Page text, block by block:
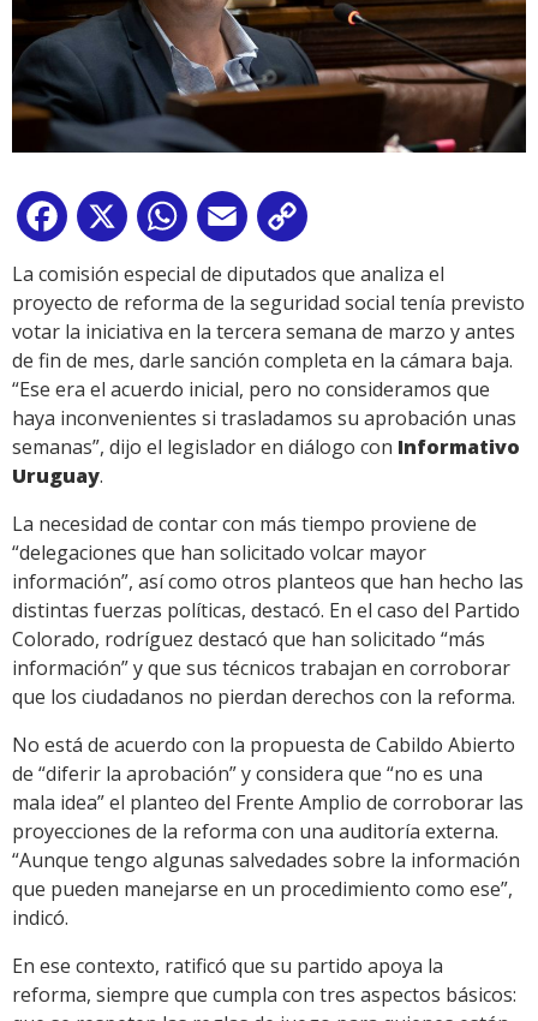
Facebook
X WhatsApp
Email
Link
La comisión especial de diputados que analiza el
proyecto de reforma de la seguridad social tenía previsto
votar la iniciativa en la tercera semana de marzo y antes
de fin de mes, darle sanción completa en la cámara baja.
“Ese era el acuerdo inicial, pero no consideramos que
haya inconvenientes si trasladamos su aprobación unas
semanas”, dijo el legislador en diálogo con Informativo
Uruguay.
La necesidad de contar con más tiempo proviene de
“delegaciones que han solicitado volcar mayor
información”, así como otros planteos que han hecho las
distintas fuerzas políticas, destacó. En el caso del Partido
Colorado, rodríguez destacó que han solicitado “más
información” y que sus técnicos trabajan en corroborar
que los ciudadanos no pierdan derechos con la reforma.
No está de acuerdo con la propuesta de Cabildo Abierto
de “diferir la aprobación” y considera que “no es una
mala idea” el planteo del Frente Amplio de corroborar las
proyecciones de la reforma con una auditoría externa.
“Aunque tengo algunas salvedades sobre la información
que pueden manejarse en un procedimiento como ese”,
indicó.
En ese contexto, ratificó que su partido apoya la
reforma, siempre que cumpla con tres aspectos básicos: